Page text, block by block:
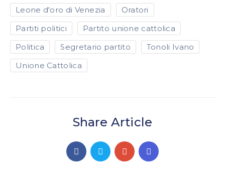
Leone d'oro di Venezia
Oratori
Partiti politici
Partito unione cattolica
Politica
Segretario partito
Tonoli Ivano
Unione Cattolica
Share Article